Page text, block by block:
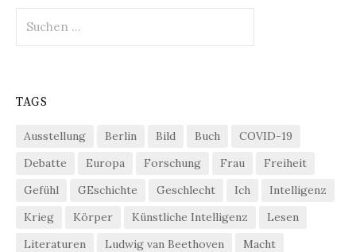
nach:
TAGS
Ausstellung Berlin Bild Buch
COVID-19
Debatte
Europa Forschung Frau
Freiheit
Gefühl
GEschichte Geschlecht Ich
Intelligenz
Krieg
Körper Künstliche Intelligenz
Lesen
Literaturen
Ludwig van Beethoven
Macht